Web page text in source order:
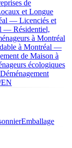
de
et Longue
— Licenciés et
— Résidentiel,
à Montréal
à Montréal —
de Maison à
écologiques
Déménagement
Emballage